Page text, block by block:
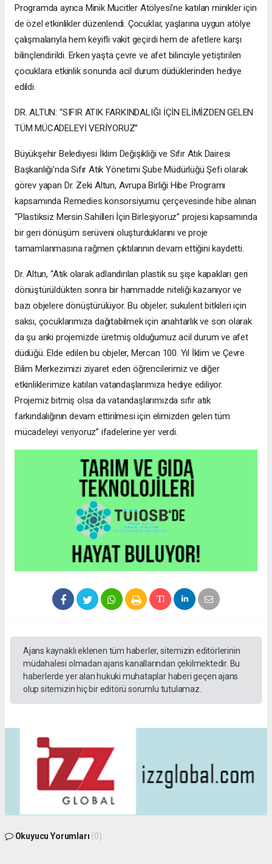
Programda ayrıca Minik Mucitler Atölyesi’ne katılan minikler için
de özel etkinlikler düzenlendi. Çocuklar, yaşlarına uygun atölye
çalışmalarıyla hem keyifli vakit geçirdi hem de afetlere karşı
bilinçlendirildi. Erken yaşta çevre ve afet bilinciyle yetiştirilen
çocuklara etkinlik sonunda acil durum düdüklerinden hediye
edildi.
DR. ALTUN: “SIFIR ATIK FARKINDALIĞI İÇİN ELİMİZDEN GELEN
TÜM MÜCADELEYİ VERİYORUZ”
Büyükşehir Belediyesi İklim Değişikliği ve Sıfır Atık Dairesi
Başkanlığı’nda Sıfır Atık Yönetimi Şube Müdürlüğü Şefi olarak
görev yapan Dr. Zeki Altun, Avrupa Birliği Hibe Programı
kapsamında Remedies konsorsiyumu çerçevesinde hibe alınan
“Plastiksiz Mersin Sahilleri İçin Birleşiyoruz” projesi kapsamında
bir geri dönüşüm serüveni oluşturduklarını ve proje
tamamlanmasına rağmen çıktılarının devam ettiğini kaydetti.
Dr. Altun, “Atık olarak adlandırılan plastik su şişe kapakları geri
dönüştürüldükten sonra bir hammadde niteliği kazanıyor ve
bazı objelere dönüştürülüyor. Bu objeler; sukulent bitkileri için
saksı, çocuklarımıza dağıtabilmek için anahtarlık ve son olarak
da şu anki projemizde üretmiş olduğumuz acil durum ve afet
düdüğü. Elde edilen bu objeler, Mercan 100. Yıl İklim ve Çevre
Bilim Merkezimizi ziyaret eden öğrencilerimiz ve diğer
etkinliklerimize katılan vatandaşlarımıza hediye ediliyor.
Projemiz bitmiş olsa da vatandaşlarımızda sıfır atık
farkındalığının devam ettirilmesi için elimizden gelen tüm
mücadeleyi veriyoruz” ifadelerine yer verdi.
Ajans kaynaklı eklenen tüm haberler, sitemizin editörlerinin
müdahalesi olmadan ajans kanallarından çekilmektedir. Bu
haberlerde yer alan hukuki muhataplar haberi geçen ajans
olup sitemizin hiç bir editörü sorumlu tutulamaz.
Okuyucu Yorumları (0)